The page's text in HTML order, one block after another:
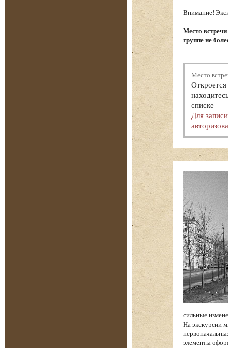
Внимание!
Место
группе не
Место
списке
Для
сильные
На экскурсии
элементы